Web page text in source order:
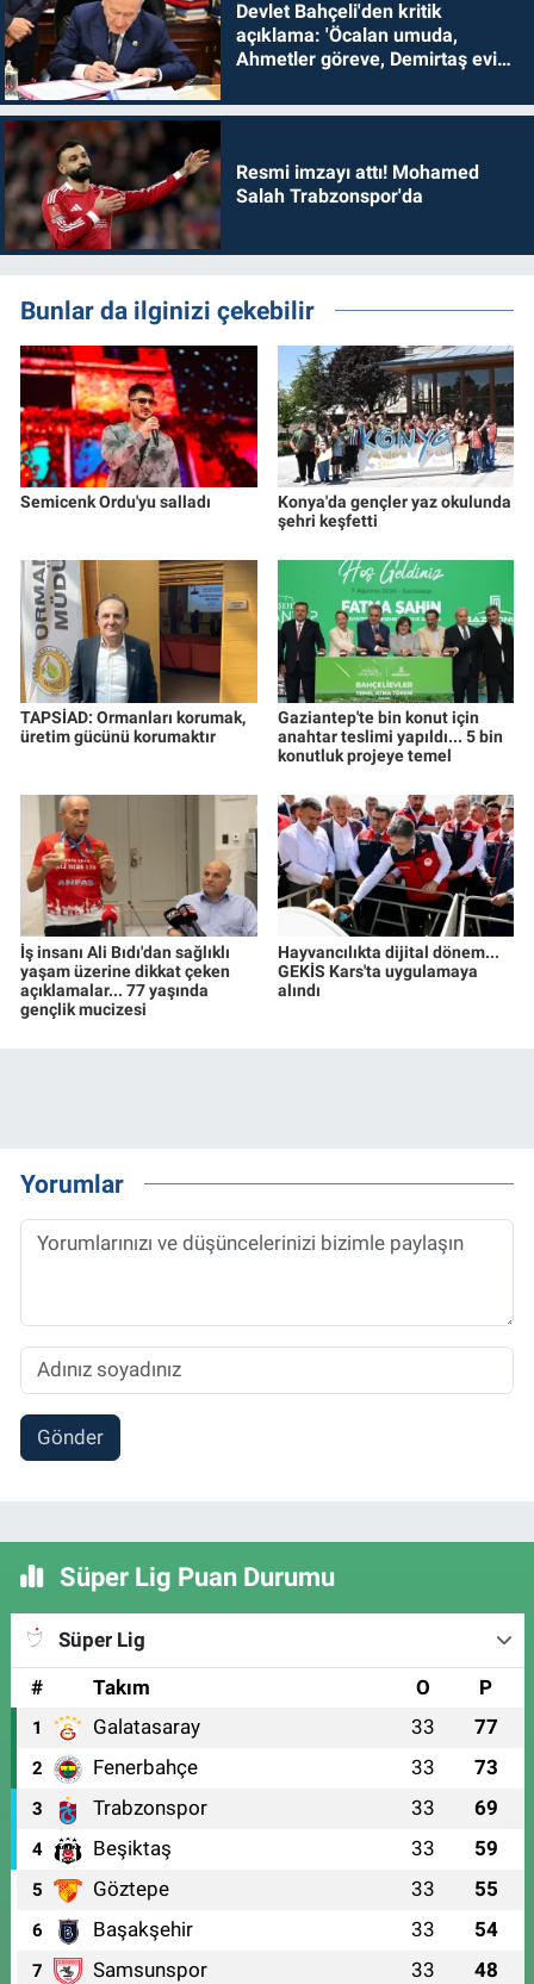
Devlet Bahçeli'den kritik
açıklama: 'Öcalan umuda,
Ahmetler göreve, Demirtaş evine
Resmi imzayı attı! Mohamed
Salah Trabzonspor'da
Bunlar da ilginizi çekebilir
Semicenk Ordu'yu salladı
Konya'da gençler yaz okulunda
şehri keşfetti
TAPSİAD: Ormanları korumak,
üretim gücünü korumaktır
Gaziantep'te bin konut için
anahtar teslimi yapıldı... 5 bin
konutluk projeye temel
İş insanı Ali Bıdı'dan sağlıklı
yaşam üzerine dikkat çeken
açıklamalar... 77 yaşında
gençlik mucizesi
Hayvancılıkta dijital dönem...
GEKİS Kars'ta uygulamaya
alındı
Yorumlar
Gönder
Süper Lig Puan Durumu
Süper Lig
#
Takım O P
1 Galatasaray 33 77
2 Fenerbahçe 33 73
3 Trabzonspor 33 69
4 Beşiktaş 33 59
5 Göztepe 33 55
6 Başakşehir 33 54
7 Samsunspor 33 48